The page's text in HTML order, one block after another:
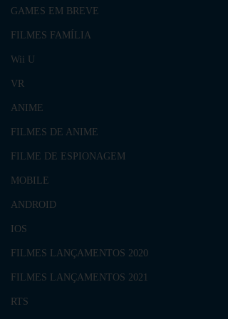
GAMES EM BREVE
FILMES FAMÍLIA
Wii U
VR
ANIME
FILMES DE ANIME
FILME DE ESPIONAGEM
MOBILE
ANDROID
IOS
FILMES LANÇAMENTOS 2020
FILMES LANÇAMENTOS 2021
RTS